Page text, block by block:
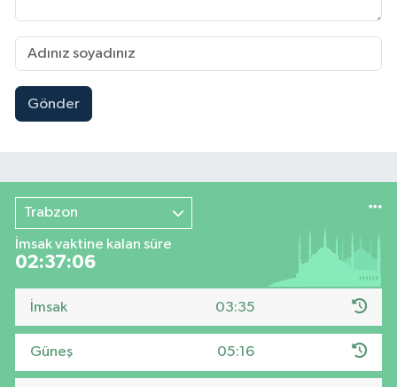
Gönder
Trabzon
İmsak vaktine kalan süre
02:37:05
İmsak 03:35
Güneş 05:16